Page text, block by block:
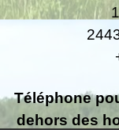
Téléphone
dehors des